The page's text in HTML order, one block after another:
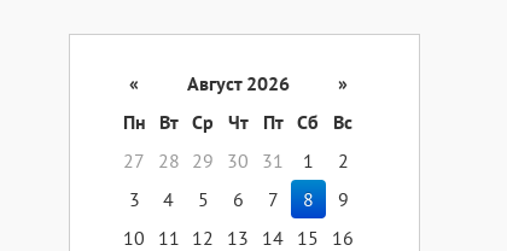
« Август 2026
»
Пн
Вт Ср Чт Пт Сб
Вс
27
28 29 30 31 1
2
3
4 5 6 7 8
9
10
11 12 13 14 15
16